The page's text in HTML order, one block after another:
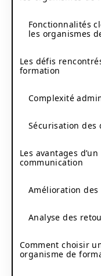
Fonctionnalités
les organismes
Les défis
formation
Complexité
Sécurisation des
Les avantages
communication
Amélioration
Analyse des
Comment choisir
organisme de